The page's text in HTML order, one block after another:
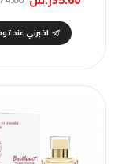
اخبرني عند